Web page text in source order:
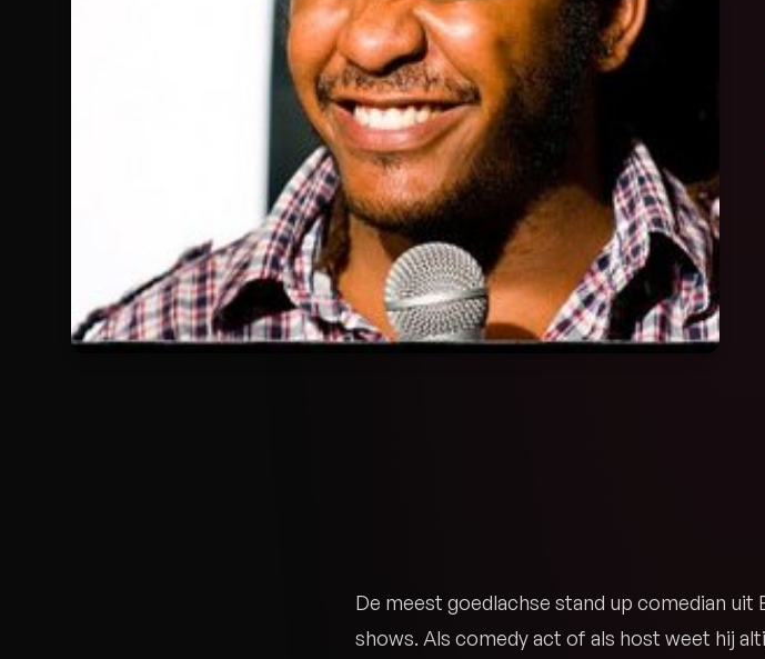
De meest goedlachse stand up comedian uit
shows. Als comedy act of als host weet hij